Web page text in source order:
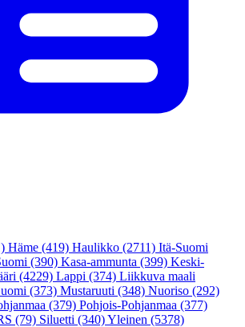
Häme (419) Haulikko (2711) Itä-Suomi
(390) Kasa-ammunta (399) Keski-
(4229) Lappi (374) Liikkuva maali
(373) Mustaruuti (348) Nuoriso (292)
(379) Pohjois-Pohjanmaa (377)
(79) Siluetti (340)Yleinen (5378)